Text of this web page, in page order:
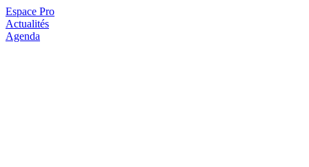
Espace Pro
Actualités
Agenda